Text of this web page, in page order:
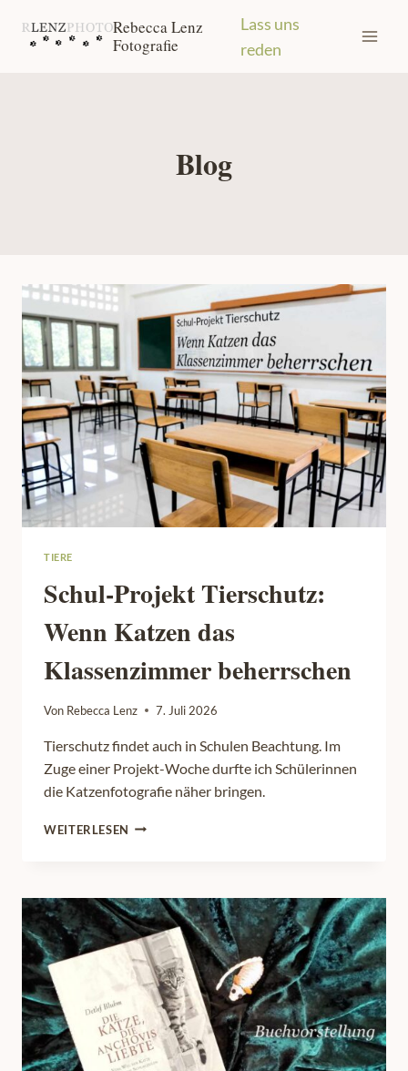
Inhalt
Rebecca Lenz
Fotografie
Lass uns
reden
Blog
TIERE
Schul-Projekt Tierschutz:
Wenn Katzen das
Klassenzimmer beherrschen
Von Rebecca Lenz 7. Juli 2026
Tierschutz findet auch in Schulen Beachtung. Im
Zuge einer Projekt-Woche durfte ich Schülerinnen
die Katzenfotografie näher bringen.
WEITERLESEN SCHUL-
KATZEN
DAS
KLASSENZIMMER
BEHERRSCHEN